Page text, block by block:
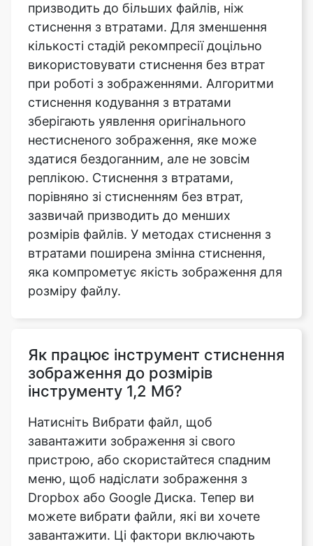
використовувати стиснення без втрат
при роботі з зображеннями. Алгоритми
стиснення кодування з втратами
зберігають уявлення оригінального
нестисненого зображення, яке може
здатися бездоганним, але не зовсім
реплікою. Стиснення з втратами,
порівняно зі стисненням без втрат,
зазвичай призводить до менших
розмірів файлів. У методах стиснення з
втратами поширена змінна стиснення,
яка компрометує якість зображення для
розміру файлу.
Як працює інструмент стиснення
Натисніть Вибрати файл, щоб
завантажити зображення зі свого
пристрою, або скористайтеся спадним
меню, щоб надіслати зображення з
Dropbox або Google Диска. Тепер ви
можете вибрати файли, які ви хочете
завантажити. Ці фактори включають
назву зображення, його розмір, тип
тощо, як тільки ми його завантажимо.
Останній оновлений параметр надає нам